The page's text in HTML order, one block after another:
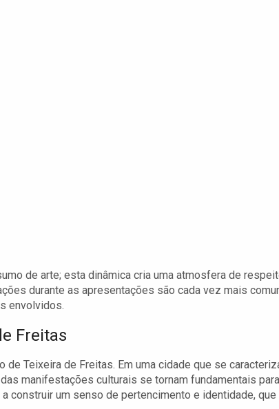
de arte; esta dinâmica cria uma atmosfera de
durante as apresentações são cada vez mais
envolvidos.
Freitas
Teixeira de Freitas. Em uma cidade que se
manifestações culturais se tornam fundamentais
construir um senso de pertencimento e identidade, que